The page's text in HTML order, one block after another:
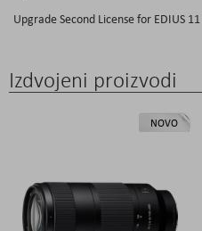
Upgrade Second License for EDIUS
Izdvojeni proizvodi
NOVO